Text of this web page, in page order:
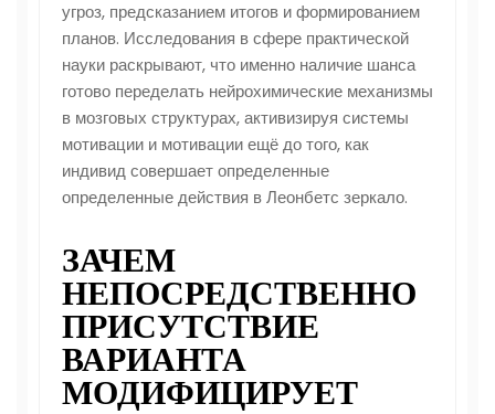
угроз, предсказанием итогов и формированием
планов. Исследования в сфере практической
науки раскрывают, что именно наличие шанса
готово переделать нейрохимические механизмы
в мозговых структурах, активизируя системы
мотивации и мотивации ещё до того, как
индивид совершает определенные
определенные действия в Леонбетс зеркало.
ЗАЧЕМ
НЕПОСРЕДСТВЕННО
ПРИСУТСТВИЕ
ВАРИАНТА
МОДИФИЦИРУЕТ